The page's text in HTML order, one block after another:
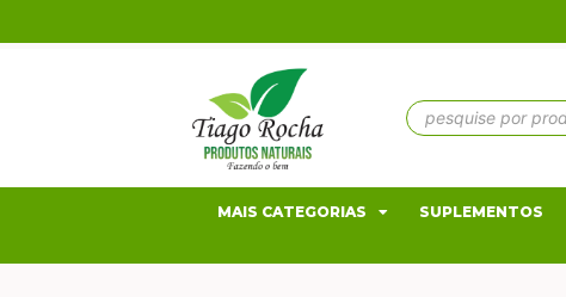
MAIS CATEGORIAS SUPLEMENTOS